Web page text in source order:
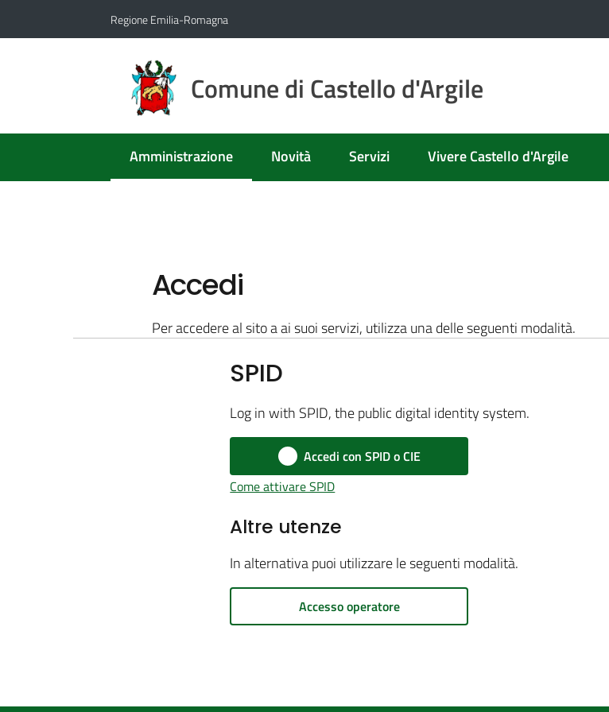
Regione Emilia-Romagna
Comune di Castello d'Argile
Amministrazione
Menu selezionato Novità Servizi Vivere Castello d'Argile
Accedi
Per accedere al sito a ai suoi servizi, utilizza una delle seguenti modalità.
SPID
Log in with SPID, the public digital identity system.
Accedi con SPID o CIE
Come attivare SPID
Altre utenze
In alternativa puoi utilizzare le seguenti modalità.
Accesso operatore